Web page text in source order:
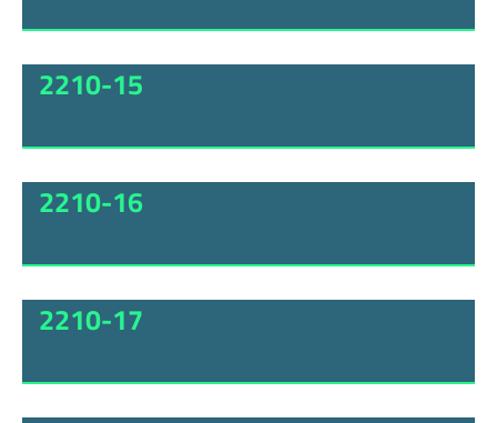
2210-15
2210-16
2210-17